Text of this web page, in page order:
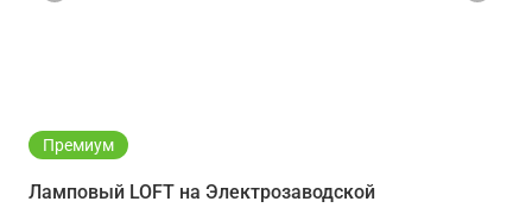
Премиум
Ламповый LOFT на Электрозаводской